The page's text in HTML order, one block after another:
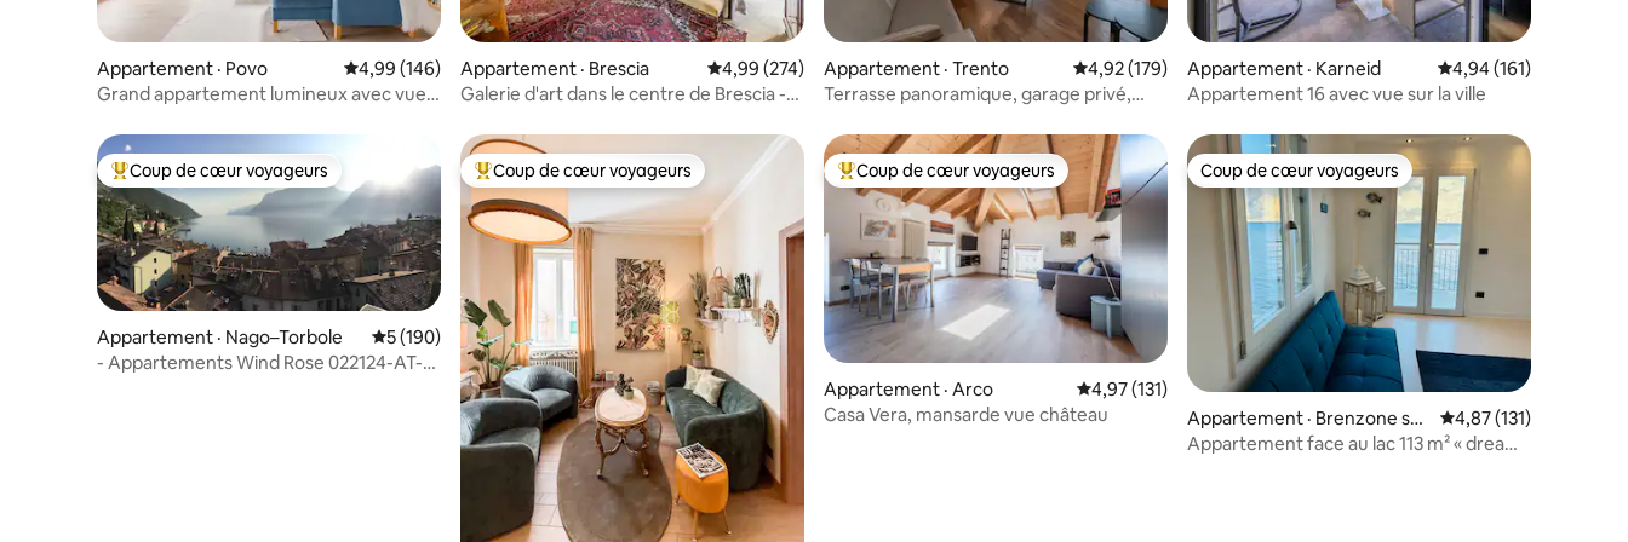
Appartement · Povo Note moyenne de 4,99 sur 5, 146 commentaires
4,99 (146)
Grand appartement lumineux avec vue
Appartement · Brescia Note moyenne de 4,99 sur 5, 274 commentaires
4,99 (274)
Galerie d'art dans le centre de Brescia -
Appartement · Trento Note moyenne de 4,92 sur 5, 179 commentaires
4,92 (179)
Terrasse panoramique, garage privé,
Appartement · Karneid Note moyenne de
4,94 (161)
Appartement 16 avec vue sur la ville
Coup de cœur voyageurs parmi les plus aimés
Coup de cœur voyageurs
Appartement · Nago–Torbole Note moyenne de 5 sur 5, 190 commentaires
5 (190)
- Appartements Wind Rose 022124-AT-
Coup de cœur voyageurs parmi les plus aimés
Coup de cœur voyageurs Coup de cœur voyageurs parmi les plus aimés
Coup de cœur voyageurs
Appartement · Arco Note moyenne de 4,97 sur 5, 131 commentaires
4,97 (131)
Casa Vera, mansarde vue château
Coup de cœur voyageurs
Coup de cœur voyageurs
Appartement · Brenzone sul
Garda
Note moyenne de
4,87 (131)
Appartement face au lac 113 m² « dream